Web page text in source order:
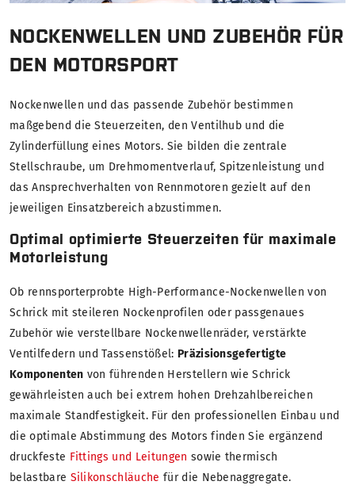
NOCKENWELLEN UND ZUBEHÖR FÜR
DEN MOTORSPORT
Nockenwellen und das passende Zubehör bestimmen
maßgebend die Steuerzeiten, den Ventilhub und die
Zylinderfüllung eines Motors. Sie bilden die zentrale
Stellschraube, um Drehmomentverlauf, Spitzenleistung und
das Ansprechverhalten von Rennmotoren gezielt auf den
jeweiligen Einsatzbereich abzustimmen.
Optimal optimierte Steuerzeiten für maximale
Motorleistung
Ob rennsporterprobte High-Performance-Nockenwellen von
Schrick mit steileren Nockenprofilen oder passgenaues
Zubehör wie verstellbare Nockenwellenräder, verstärkte
Ventilfedern und Tassenstößel: Präzisionsgefertigte
Komponenten von führenden Herstellern wie Schrick
gewährleisten auch bei extrem hohen Drehzahlbereichen
maximale Standfestigkeit. Für den professionellen Einbau und
die optimale Abstimmung des Motors finden Sie ergänzend
druckfeste Fittings und Leitungen sowie thermisch
belastbare Silikonschläuche für die Nebenaggregate.